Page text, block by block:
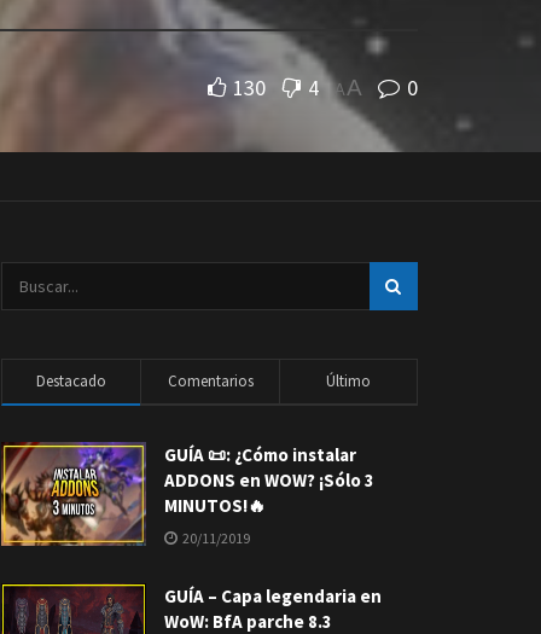
130 4 A A 0
Destacado Comentarios Último
GUÍA 📜: ¿Cómo instalar
ADDONS en WOW? ¡Sólo 3
MINUTOS!🔥
20/11/2019
GUÍA – Capa legendaria en
WoW: BfA parche 8.3